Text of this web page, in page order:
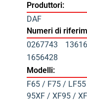
Produttori:
DAF
Numeri di
0267743
1656428
Modelli:
F65 / F75 /
95XF / XF95 /